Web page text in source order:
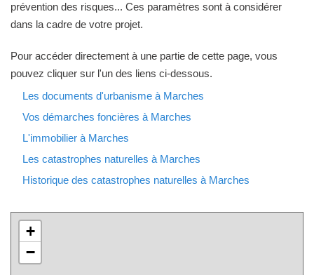
prévention des risques... Ces paramètres sont à considérer
dans la cadre de votre projet.
Pour accéder directement à une partie de cette page, vous
pouvez cliquer sur l'un des liens ci-dessous.
Les documents d'urbanisme à Marches
Vos démarches foncières à Marches
L'immobilier à Marches
Les catastrophes naturelles à Marches
Historique des catastrophes naturelles à Marches
+
−